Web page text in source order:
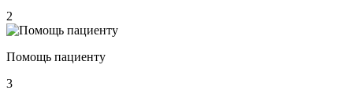
2
Помощь пациенту
3